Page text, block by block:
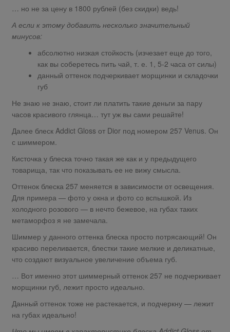
… но не за цену в 1800 рублей (без скидки) ведь!
А если к этому добавить несколько значительный
минусов:
абсолютно низкая стойкость (изчезает еще до того,
как вы соберетесь пить чай, т. е. 1, 5-2 часа от силы)
данный оттенок подчеркивает морщинки и складочки
губ
Не знаю не знаю, стоит ли платить такие деньги за пару
часов красивого глянца… тут уж вы сами решайте!
Далее блеск Addict Gloss от Dior под номером 257 Venus. Он
с шиммером.
Кисточка у блеска точно такая же как и у предыдущего
товарища, так что показывать ее не вижу смысла.
Оттенок блеска 257 меняется в зависимости от освещения.
Для примера — фото у окна и фото со вспышкой. Из
холодного розового — в нечто бежевое, на губах таких
метаморфоз я не замечала.
Шиммер у данного оттенка блеска просто потрясающий! Он
красиво переливается, блестки такие мелкие и деликатные,
что создают визуальное увеличение объема губ.
… Вот именно этот шиммерный оттенок 257 не подчеркивает
морщинки губ, лежит просто идеально.
Данный оттенок тоже не растекается, и подчеркну — лежит
на губах идеально!